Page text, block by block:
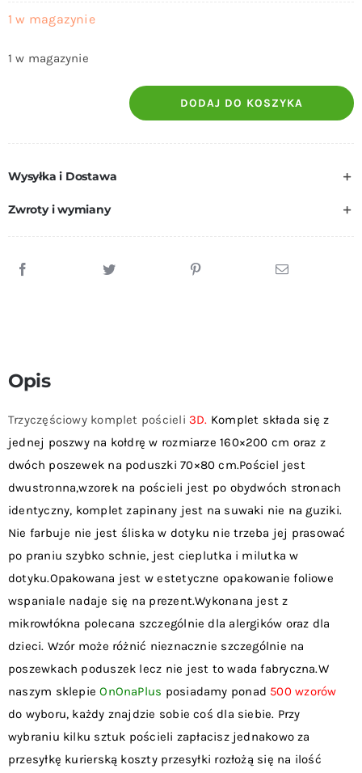
1 w magazynie
1 w magazynie
160x200
cm
Poszewki
DODAJ DO KOSZYKA
Wysyłka i Dostawa
Zwroty i wymiany
Opis
Trzyczęściowy komplet pościeli 3D. Komplet składa się z
jednej poszwy na kołdrę w rozmiarze 160×200 cm oraz z
dwóch poszewek na poduszki 70×80 cm.Pościel jest
dwustronna,wzorek na pościeli jest po obydwóch stronach
identyczny, komplet zapinany jest na suwaki nie na guziki.
Nie farbuje nie jest śliska w dotyku nie trzeba jej prasować
po praniu szybko schnie, jest cieplutka i milutka w
dotyku.Opakowana jest w estetyczne opakowanie foliowe
wspaniale nadaje się na prezent.Wykonana jest z
mikrowłókna polecana szczególnie dla alergików oraz dla
dzieci. Wzór może różnić nieznacznie szczególnie na
poszewkach poduszek lecz nie jest to wada fabryczna.W
naszym sklepieOnOnaPlus posiadamy ponad 500 wzorów
do wyboru, każdy znajdzie sobie coś dla siebie. Przy
wybraniu kilku sztuk pościeli zapłacisz jednakowo za
przesyłkę kurierską koszty przesyłki rozłożą się na ilość